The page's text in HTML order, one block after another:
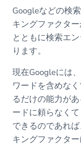
Googleなどの検
キングファクタ
とともに検索エ
ります。
現在Googleには
ワードを含めな
るだけの能力が
ードに頼らなく
できるのであれ
キングファクタ